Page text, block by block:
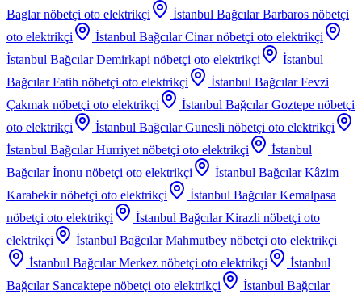
Baglar nöbetçi oto elektrikçi İstanbul Bağcılar Barbaros nöbetçi
oto elektrikçi
İstanbul Bağcılar Cinar nöbetçi oto elektrikçi
İstanbul Bağcılar Demirkapi nöbetçi oto elektrikçi
İstanbul
Bağcılar Fatih nöbetçi oto elektrikçi
İstanbul Bağcılar Fevzi
Çakmak nöbetçi oto elektrikçi İstanbul Bağcılar Goztepe nöbetçi
oto elektrikçi
İstanbul Bağcılar Gunesli nöbetçi oto elektrikçi
İstanbul Bağcılar Hurriyet nöbetçi oto elektrikçi
İstanbul
Bağcılar İnonu nöbetçi oto elektrikçi
İstanbul Bağcılar Kâzim
Karabekir nöbetçi oto elektrikçi
İstanbul Bağcılar Kemalpasa
nöbetçi oto elektrikçi
İstanbul Bağcılar Kirazli nöbetçi oto
elektrikçi
İstanbul Bağcılar Mahmutbey nöbetçi oto elektrikçi
İstanbul Bağcılar Merkez nöbetçi oto elektrikçi
İstanbul
Bağcılar Sancaktepe nöbetçi oto elektrikçi
İstanbul Bağcılar